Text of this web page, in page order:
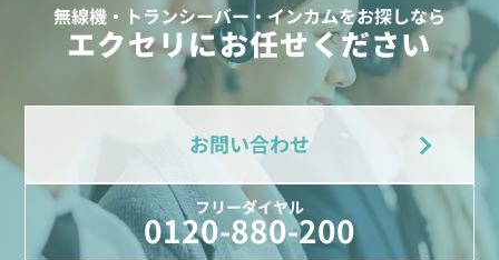
無線機・トランシーバー・インカムをお探しなら
エクセリにお任せください
お問い合わせ
フリーダイヤル
0120-880-200